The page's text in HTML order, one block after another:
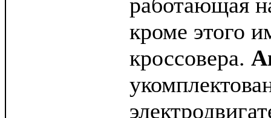
работающая
кроме этого
кроссовера.